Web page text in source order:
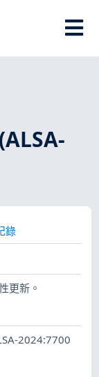
錄
更新。
2024:7700